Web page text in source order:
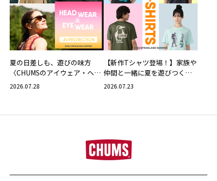
夏の日差しも、遊びの味方
〈CHUMSのアイウェア・ヘッ
ドウェア〉
2026.07.28
【新作Tシャツ登場！】家族や
仲間と一緒に夏を遊びつくそ
う！
2026.07.23